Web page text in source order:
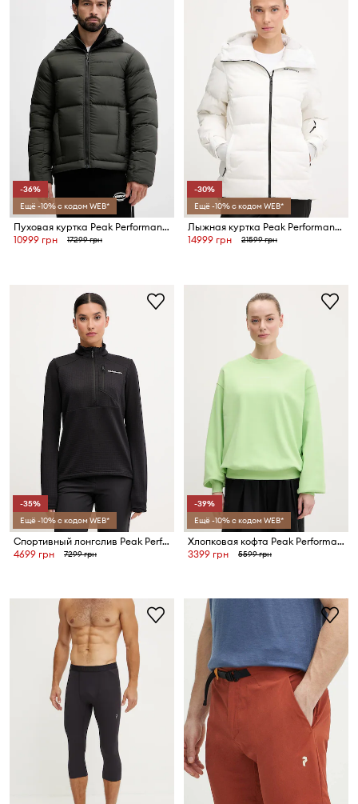
-36%
Ещё -10% с кодом WEB*
Пуховая куртка Peak Performance Rivel
10999 грн
17299 грн
-30%
Ещё -10% с кодом WEB*
Лыжная куртка Peak Performance Shred
14999 грн
21599 грн
-35%
Ещё -10% с кодом WEB*
Спортивный лонгслив Peak Performance Trail
4699 грн
7299 грн
-39%
Ещё -10% с кодом WEB*
Хлопковая кофта Peak Performance
3399 грн
5599 грн